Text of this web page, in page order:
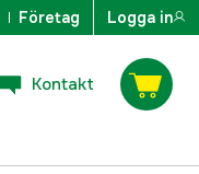
Företag Logga in
Kontakt